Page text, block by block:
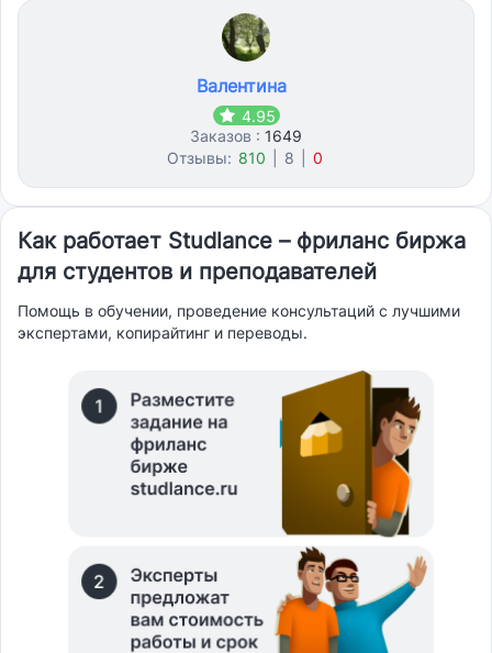
Валентина
4.95
Заказов : 1649
Отзывы: 810 8 0
Как работает Studlance – фриланс биржа
для студентов и преподавателей
Помощь в обучении, проведение консультаций с лучшими
экспертами, копирайтинг и переводы.